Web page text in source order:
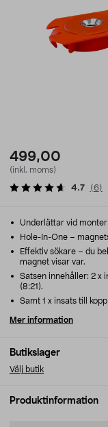
499,00
(inkl. moms)
4.7 (6)
Butikslager
Välj butik
Underlättar vid
Hole-In-One –
Effektiv sökare – du
magnet visar var.
Satsen innehåller: 2 x
(8:21).
Samt 1 x insats till
Mer information
Produktinformation